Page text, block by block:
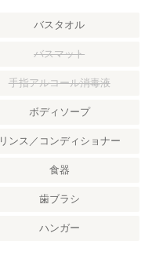
バスタオル
バスマット
手指アルコール消毒液
ボディソープ
リンス／コンディショナー
食器
歯ブラシ
ハンガー